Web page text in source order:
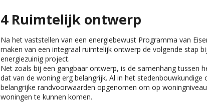
4 Ruimtelijk ontwerp
Na het vaststellen van een energiebewust Programma van
maken van een integraal ruimtelijk ontwerp de volgende stap
energiezuinig project.
Net zoals bij een gangbaar ontwerp, is de samenhang tussen
dat van de woning erg belangrijk. Al in het stedenbouwkundige
belangrijke randvoorwaarden opgenomen om op
woningen te kunnen komen.